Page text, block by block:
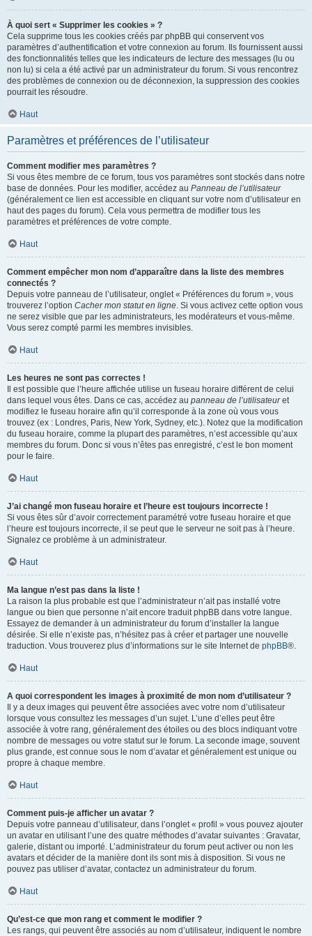
À quoi sert « Supprimer les cookies » ?
Cela supprime tous les cookies créés par phpBB qui conservent vos
paramètres d’authentification et votre connexion au forum. Ils fournissent aussi
des fonctionnalités telles que les indicateurs de lecture des messages (lu ou
non lu) si cela a été activé par un administrateur du forum. Si vous rencontrez
des problèmes de connexion ou de déconnexion, la suppression des cookies
pourrait les résoudre.
Haut
Paramètres et préférences de l’utilisateur
Comment modifier mes paramètres ?
Si vous êtes membre de ce forum, tous vos paramètres sont stockés dans notre
base de données. Pour les modifier, accédez au Panneau de l’utilisateur
(généralement ce lien est accessible en cliquant sur votre nom d’utilisateur en
haut des pages du forum). Cela vous permettra de modifier tous les
paramètres et préférences de votre compte.
Haut
Comment empêcher mon nom d’apparaître dans la liste des membres
connectés ?
Depuis votre panneau de l’utilisateur, onglet « Préférences du forum », vous
trouverez l’option Cacher mon statut en ligne. Si vous activez cette option vous
ne serez visible que par les administrateurs, les modérateurs et vous-même.
Vous serez compté parmi les membres invisibles.
Haut
Les heures ne sont pas correctes !
Il est possible que l’heure affichée utilise un fuseau horaire différent de celui
dans lequel vous êtes. Dans ce cas, accédez au panneau de l’utilisateuret
modifiez le fuseau horaire afin qu’il corresponde à la zone où vous vous
trouvez (ex : Londres, Paris, New York, Sydney, etc.). Notez que la modification
du fuseau horaire, comme la plupart des paramètres, n’est accessible qu’aux
membres du forum. Donc si vous n’êtes pas enregistré, c’est le bon moment
pour le faire.
Haut
J’ai changé mon fuseau horaire et l’heure est toujours incorrecte !
Si vous êtes sûr d’avoir correctement paramétré votre fuseau horaire et que
l’heure est toujours incorrecte, il se peut que le serveur ne soit pas à l’heure.
Signalez ce problème à un administrateur.
Haut
Ma langue n’est pas dans la liste !
La raison la plus probable est que l’administrateur n’ait pas installé votre
langue ou bien que personne n’ait encore traduit phpBB dans votre langue.
Essayez de demander à un administrateur du forum d’installer la langue
désirée. Si elle n’existe pas, n’hésitez pas à créer et partager une nouvelle
traduction. Vous trouverez plus d’informations sur le site Internet de phpBB®.
Haut
A quoi correspondent les images à proximité de mon nom d’utilisateur ?
Il y a deux images qui peuvent être associées avec votre nom d’utilisateur
lorsque vous consultez les messages d’un sujet. L’une d’elles peut être
associée à votre rang, généralement des étoiles ou des blocs indiquant votre
nombre de messages ou votre statut sur le forum. La seconde image, souvent
plus grande, est connue sous le nom d’avatar et généralement est unique ou
propre à chaque membre.
Haut
Comment puis-je afficher un avatar ?
Depuis votre panneau d’utilisateur, dans l’onglet « profil » vous pouvez ajouter
un avatar en utilisant l’une des quatre méthodes d’avatar suivantes : Gravatar,
galerie, distant ou importé. L’administrateur du forum peut activer ou non les
avatars et décider de la manière dont ils sont mis à disposition. Si vous ne
pouvez pas utiliser d’avatar, contactez un administrateur du forum.
Haut
Qu’est-ce que mon rang et comment le modifier ?
Les rangs, qui peuvent être associés au nom d’utilisateur, indiquent le nombre